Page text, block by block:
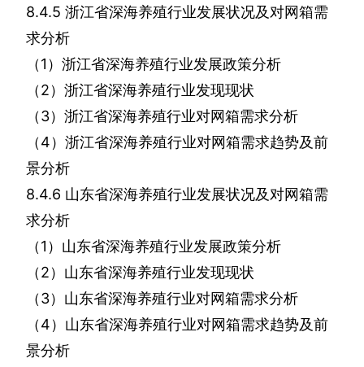
8.4.5 浙江省深海养殖行业发展状况及对网箱需
求分析
（1 ）浙江省深海养殖行业发展政策分析
（2）浙江省深海养殖行业发现现状
（3）浙江省深海养殖行业对网箱需求分析
（4）浙江省深海养殖行业对网箱需求趋势及前
景分析
8.4.6 山东省深海养殖行业发展状况及对网箱需
求分析
（1 ）山东省深海养殖行业发展政策分析
（2）山东省深海养殖行业发现现状
（3）山东省深海养殖行业对网箱需求分析
（4）山东省深海养殖行业对网箱需求趋势及前
景分析